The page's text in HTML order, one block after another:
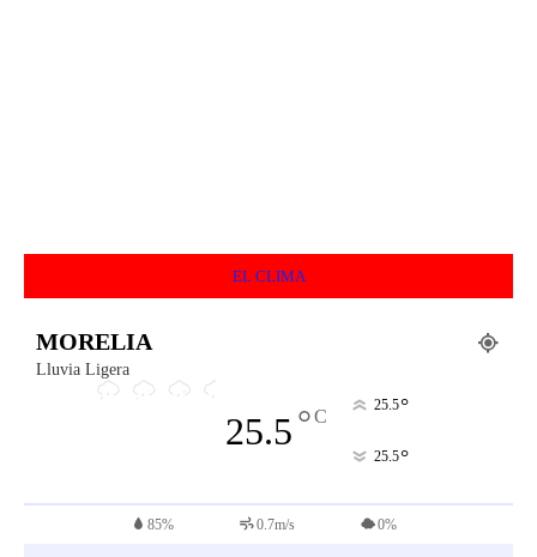
EL CLIMA
MORELIA
Lluvia Ligera
25.5°C
25.5°
25.5°
85% 0.7m/s 0%